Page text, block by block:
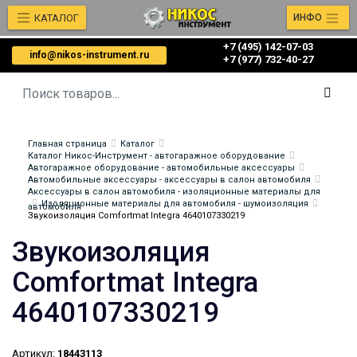
info@nikos-instrument.ru
+7 (495) 142-07-03
‎‎+7 (977) 732-40-27
КАТАЛОГ ИНФО
Главная страница
Каталог
Каталог Никос-Инструмент - автогаражное оборудование
Автогаражное оборудование - автомобильные аксессуары
Автомобильные аксессуары - аксессуары в салон автомобиля
Аксессуары в салон автомобиля - изоляционные материалы для
автомобиля
Изоляционные материалы для автомобиля - шумоизоляция
Звукоизоляция Comfortmat Integra 4640107330219
Звукоизоляция
Comfortmat Integra
4640107330219
Артикул: 18443113